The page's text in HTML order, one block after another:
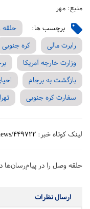
منبع: مهر
برچسب ها:
رابرت مالی
کره جنوبی
وزارت خارجه آمریکا
بازگشت به برجام
سفارت کره جنوبی
لینک کوتاه خبر: 449722
حلقه وصل را در پیام‌رسان‌ها
ارسال نظرات